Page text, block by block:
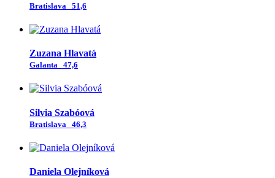
Bratislava 51,6
Zuzana Hlavatá
Galanta 47,6
Silvia Szabóová
Bratislava 46,3
Daniela Olejníková